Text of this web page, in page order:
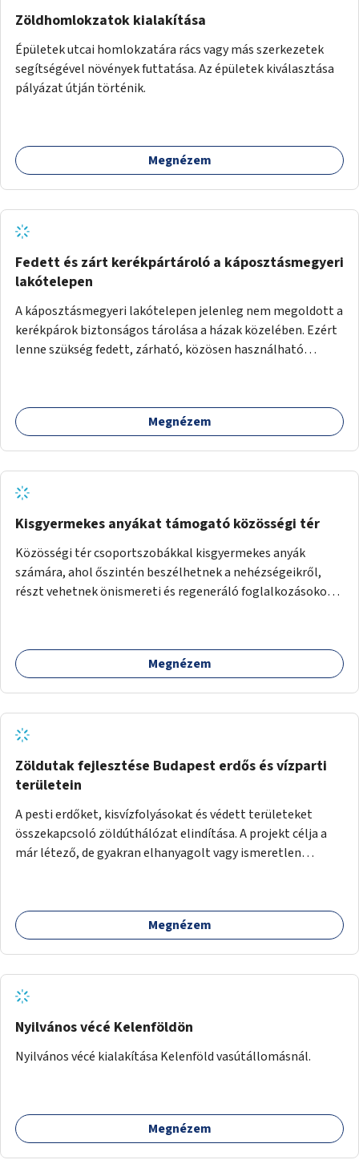
Zöldhomlokzatok kialakítása
Épületek utcai homlokzatára rács vagy más szerkezetek
segítségével növények futtatása. Az épületek kiválasztása
pályázat útján történik.
Megnézem
Fedett és zárt kerékpártároló a káposztásmegyeri
lakótelepen
A káposztásmegyeri lakótelepen jelenleg nem megoldott a
kerékpárok biztonságos tárolása a házak közelében. Ezért
lenne szükség fedett, zárható, közösen használható
Megnézem
Kisgyermekes anyákat támogató közösségi tér
Közösségi tér csoportszobákkal kisgyermekes anyák
számára, ahol őszintén beszélhetnek a nehézségeikről,
részt vehetnek önismereti és regeneráló foglalkozásokon
Megnézem
Zöldutak fejlesztése Budapest erdős és vízparti
területein
A pesti erdőket, kisvízfolyásokat és védett területeket
összekapcsoló zöldúthálózat elindítása. A projekt célja a
már létező, de gyakran elhanyagolt vagy ismeretlen
szűkületek javításával, néhány ponton pedig helyszíni
beavatkozással (pl. táblák kihelyezése, hulladékgyűjtők,
zöldutakon való közlekedést.
Megnézem
Nyilvános vécé Kelenföldön
Nyilvános vécé kialakítása Kelenföld vasútállomásnál.
Megnézem